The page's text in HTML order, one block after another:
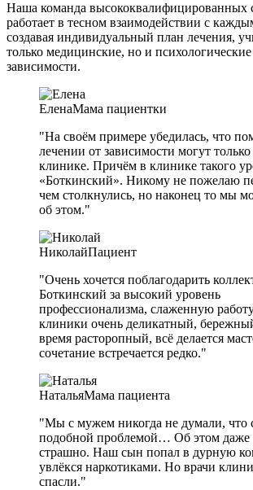
Наша команда высококвалифицированных
работает в тесном взаимодействии с
создавая индивидуальный план лечения,
только медицинские, но и
зависимости.
ЕленаМама пациентки
"На своём примере убедилась, что
лечении от зависимости могут
клинике. Причём в клинике такого
«Боткинский». Никому не пожелаю
чем столкнулись, но наконец то мы
об этом."
НиколайПациент
"Очень хочется поблагодарить
Боткинский за высокий уровень
профессионализма, слаженную
клиники очень деликатный,
время расторопный, всё делается
сочетание встречается редко."
НатальяМама пациента
"Мы с мужем никогда не думали, что
подобной проблемой… Об этом даже
страшно. Наш сын попал в дурную
увлёкся наркотиками. Но врачи
спасли."